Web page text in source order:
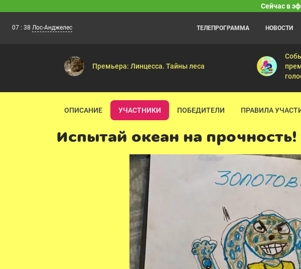
Сейчас в
Каникулы Светофоровых Что,
В
07 : 38 Лос-Анджелес ТЕЛЕПРОГРАММА НОВОСТИ
Премьера: Линцесса. Тайны леса
ОПИСАНИЕ УЧАСТНИКИ ПОБЕДИТЕЛИ ПРАВИЛА
Испытай океан на прочность!